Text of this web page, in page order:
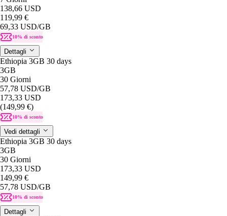
138,66 USD
119,99 €
69,33 USD/GB
10% di sconto
Dettagli
Ethiopia 3GB 30 days
3GB
30 Giorni
57,78 USD/GB
173,33 USD
(149,99 €)
10% di sconto
Vedi dettagli
Ethiopia 3GB 30 days
3GB
30 Giorni
173,33 USD
149,99 €
57,78 USD/GB
10% di sconto
Dettagli